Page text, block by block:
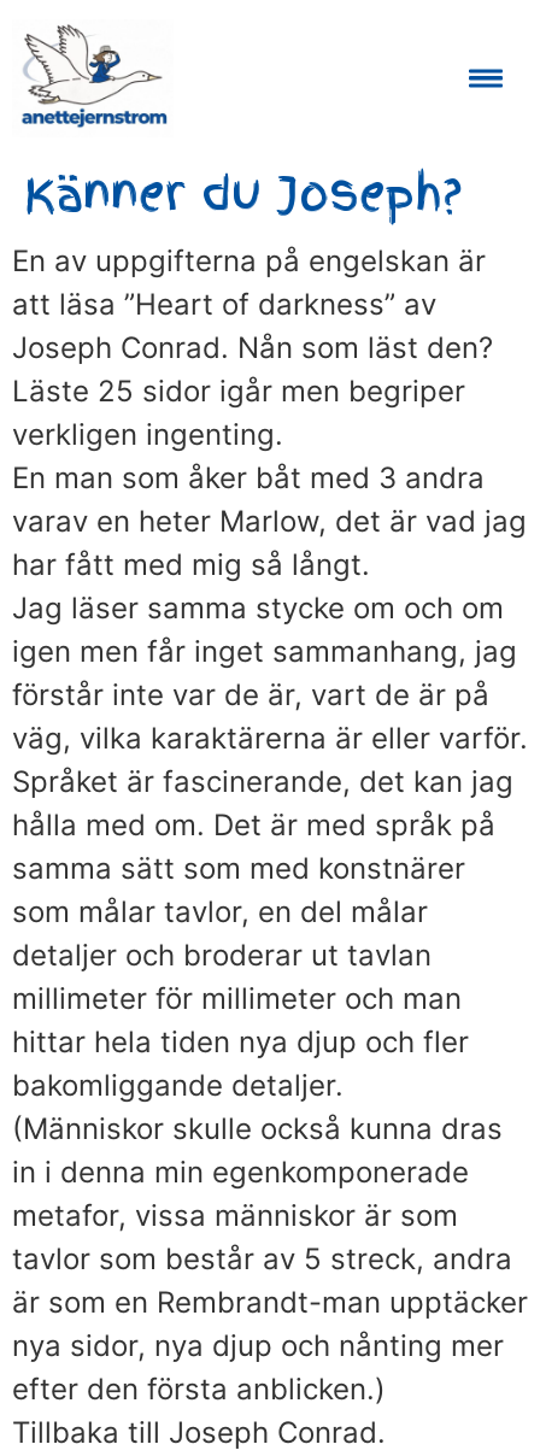
Känner du Joseph?
En av uppgifterna på engelskan är
att läsa ”Heart of darkness” av
Joseph Conrad. Nån som läst den?
Läste 25 sidor igår men begriper
verkligen ingenting.
En man som åker båt med 3 andra
varav en heter Marlow, det är vad jag
har fått med mig så långt.
Jag läser samma stycke om och om
igen men får inget sammanhang, jag
förstår inte var de är, vart de är på
väg, vilka karaktärerna är eller varför.
Språket är fascinerande, det kan jag
hålla med om. Det är med språk på
samma sätt som med konstnärer
som målar tavlor, en del målar
detaljer och broderar ut tavlan
millimeter för millimeter och man
hittar hela tiden nya djup och fler
bakomliggande detaljer.
(Människor skulle också kunna dras
in i denna min egenkomponerade
metafor, vissa människor är som
tavlor som består av 5 streck, andra
är som en Rembrandt-man upptäcker
nya sidor, nya djup och nånting mer
efter den första anblicken.)
Tillbaka till Joseph Conrad.